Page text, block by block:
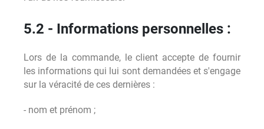
5.2 - Informations personnelles :
Lors de la commande, le client accepte de fournir
les informations qui lui sont demandées et s'engage
sur la véracité de ces dernières :
- nom et prénom ;